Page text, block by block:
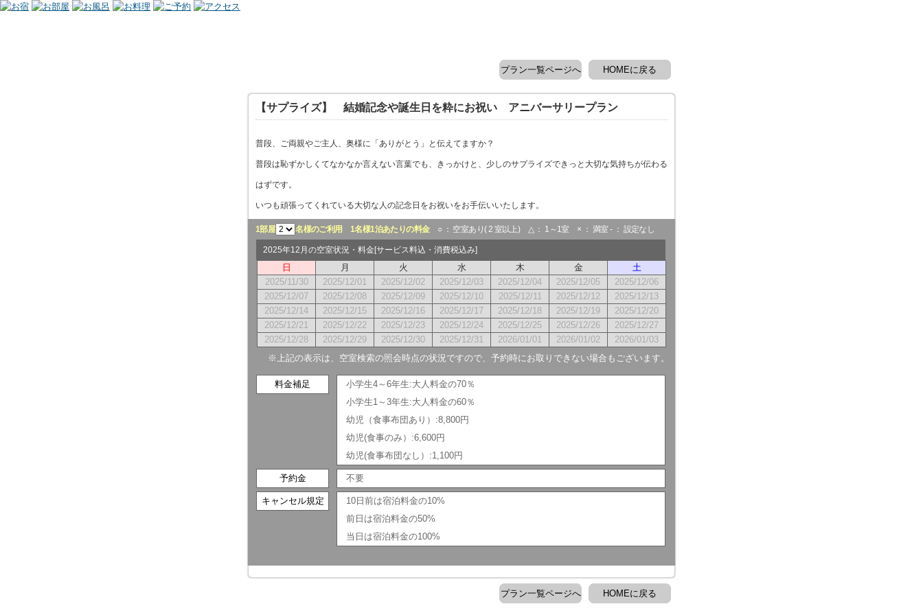
HOMEに戻る
プラン一覧ページへ
【サプライズ】 結婚記念や誕生日を粋にお祝い アニバーサリープラン
普段、ご両親やご主人、奥様に「ありがとう」と伝えてますか？
普段は恥ずかしくてなかなか言えない言葉でも、きっかけと、少しのサプライズできっと大切な気持ちが伝わる
はずです。
いつも頑張ってくれている大切な人の記念日をお祝いをお手伝いいたします。
1部屋 名様のご利用 1名様1泊あたりの料金○ ： 空室あり( 2 室以上) △ ： 1～1室 × ： 満室 - ： 設定なし
2025年12月の空室状況・料金[サービス料込・消費税込み]
日 月 火 水 木 金
土
2025/11/30
2025/12/01 2025/12/02 2025/12/03 2025/12/04 2025/12/05
2025/12/06
2025/12/07
2025/12/08 2025/12/09 2025/12/10 2025/12/11 2025/12/12
2025/12/13
2025/12/14
2025/12/15 2025/12/16 2025/12/17 2025/12/18 2025/12/19
2025/12/20
2025/12/21
2025/12/22 2025/12/23 2025/12/24 2025/12/25 2025/12/26
2025/12/27
2025/12/28
2025/12/29 2025/12/30 2025/12/31 2026/01/01 2026/01/02
2026/01/03
※上記の表示は、空室検索の照会時点の状況ですので、予約時にお取りできない場合もございます。
料金補足
小学生4～6年生:大人料金の70％
小学生1～3年生:大人料金の60％
幼児（食事布団あり）:8,800円
幼児(食事のみ）:6,600円
幼児(食事布団なし）:1,100円
予約金 不要
キャンセル規定
10日前は宿泊料金の10%
前日は宿泊料金の50%
当日は宿泊料金の100%
HOMEに戻る
プラン一覧ページへ